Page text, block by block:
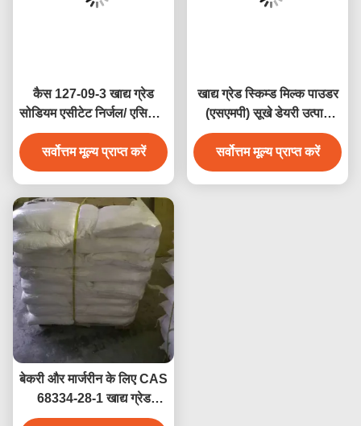
कैस 127-09-3 खाद्य ग्रेड
सोडियम एसीटेट निर्जल/ एसिटिक
एसिड सोडियम नमक इंजेक्शन
योग्य
सर्वोत्तम मूल्य प्राप्त करें
खाद्य ग्रेड स्किम्ड मिल्क पाउडर
(एसएमपी) सूखे डेयरी उत्पाद
क्रीम के लिए स्किम्ड मिल्क
पाउडर (अष्ट)
सर्वोत्तम मूल्य प्राप्त करें
बेकरी और मार्जरीन के लिए CAS
68334-28-1 खाद्य ग्रेड
हाइड्रोजनीकृत वनस्पति तेल